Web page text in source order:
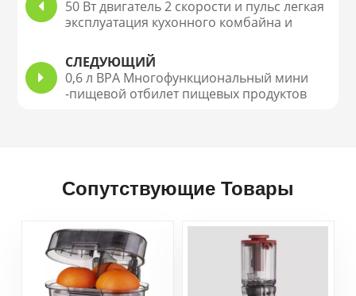
50 Вт двигатель 2 скорости и пульс легкая
эксплуатация кухонного комбайна и
СЛЕДУЮЩИЙ
0,6 л BPA Многофункциональный мини
-пищевой отбилет пищевых продуктов
Сопутствующие Товары